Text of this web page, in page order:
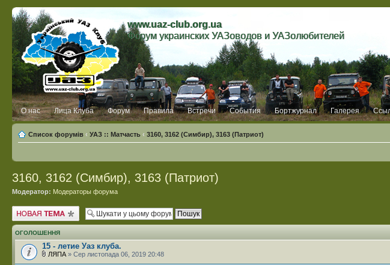
www.uaz-club.org.ua
Форум украинских УАЗоводов и УАЗолюбителей
О нас Лица Клуба Форум Правила Встречи События Бортжурнал Галерея
Список форумів ‹ УАЗ :: Матчасть ‹ 3160, 3162 (Симбир), 3163 (Патриот)
3160, 3162 (Симбир), 3163 (Патриот)
Модератор: Модераторы форума
Створити нову тему
ОГОЛОШЕННЯ
15 - летие Уаз клуба.
ЛЯПА » Сер листопада 06, 2019 20:48